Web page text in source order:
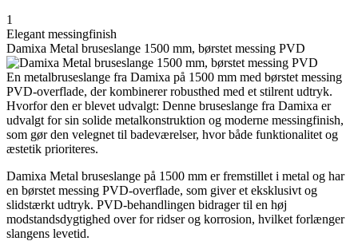
1
Elegant messingfinish
Damixa Metal bruseslange 1500 mm, børstet messing PVD
En metalbruseslange fra Damixa på 1500 mm med børstet messing
PVD-overflade, der kombinerer robusthed med et stilrent udtryk.
Hvorfor den er blevet udvalgt: Denne bruseslange fra Damixa er
udvalgt for sin solide metalkonstruktion og moderne messingfinish,
som gør den velegnet til badeværelser, hvor både funktionalitet og
æstetik prioriteres.
Damixa Metal bruseslange på 1500 mm er fremstillet i metal og har
en børstet messing PVD-overflade, som giver et eksklusivt og
slidstærkt udtryk. PVD-behandlingen bidrager til en høj
modstandsdygtighed over for ridser og korrosion, hvilket forlænger
slangens levetid.